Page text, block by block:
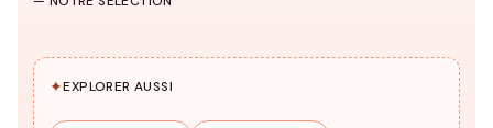
✦EXPLORER AUSSI